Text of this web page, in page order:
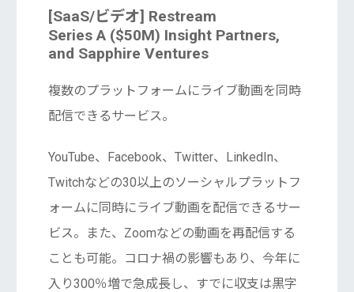
[SaaS/ビデオ] Restream
Series A ($50M) Insight Partners,
and Sapphire Ventures
複数のプラットフォームにライブ動画を同時
配信できるサービス。
YouTube、Facebook、Twitter、LinkedIn、
Twitchなどの30以上のソーシャルプラットフ
ォームに同時にライブ動画を配信できるサー
ビス。また、Zoomなどの動画を再配信する
ことも可能。コロナ禍の影響もあり、今年に
入り300％増で急成長し、すでに収支は黒字